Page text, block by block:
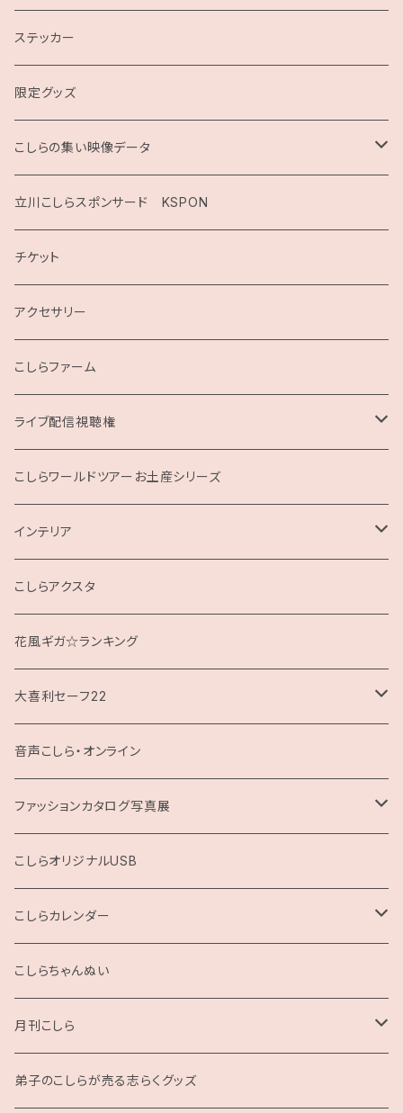
ステッカー
限定グッズ
こしらの集い映像データ
2020
2019
こしらガンベッタ
立川こしらスポンサード KSPON
チケット
アクセサリー
こしらファーム
ライブ配信視聴権
こしらの集いweb
こしらワールドツアーお土産シリーズ
インテリア
クッション
こしらアクスタ
花風ギガ☆ランキング
大喜利セーフ22
お題回答Tシャツ
音声こしら・オンライン
ファッションカタログ写真展
展示用A4サイズ
2L版
こしらオリジナルUSB
こしらカレンダー
2025
こしらちゃんぬい
月刊こしら
月刊こしら用ファイル
弟子のこしらが売る志らくグッズ